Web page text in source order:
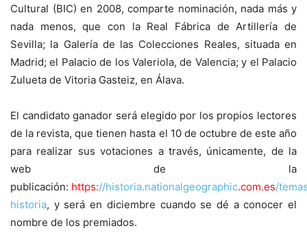
Cultural (BIC) en 2008, comparte nominación, nada más y
nada menos, que con la Real Fábrica de Artillería de
Sevilla; la Galería de las Colecciones Reales, situada en
Madrid; el Palacio de los Valeriola, de Valencia; y el Palacio
Zulueta de Vitoria Gasteiz, en Álava.
El candidato ganador será elegido por los propios lectores
de la revista, que tienen hasta el 10 de octubre de este año
para realizar sus votaciones a través, únicamente, de la
web de la
publicación: https://historia.nationalgeographic.com.es/
historia, y será en diciembre cuando se dé a conocer el
nombre de los premiados.